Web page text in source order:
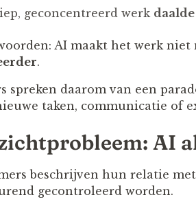
geconcentreerd werk daalde
AI maakt het werk
.
spreken daarom van een
taken, communicatie of
AI
beschrijven hun relatie
gecontroleerd worden.